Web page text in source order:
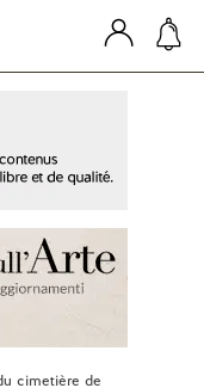
cimetière de